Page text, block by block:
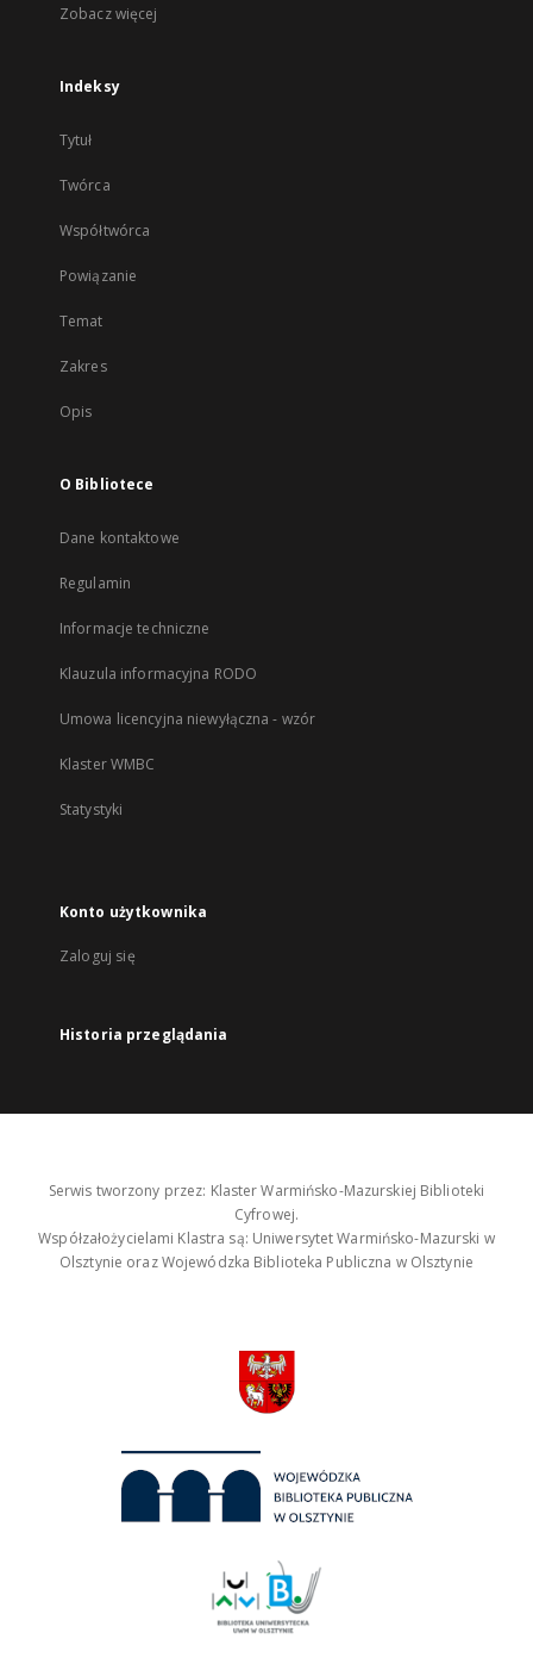
Zobacz więcej
Indeksy
Tytuł
Twórca
Współtwórca
Powiązanie
Temat
Zakres
Opis
O Bibliotece
Dane kontaktowe
Regulamin
Informacje techniczne
Klauzula informacyjna RODO
Umowa licencyjna niewyłączna - wzór
Klaster WMBC
Statystyki
Konto użytkownika
Zaloguj się
Historia przeglądania
Serwis tworzony przez: Klaster Warmińsko-Mazurskiej Biblioteki
Cyfrowej.
Współzałożycielami Klastra są: Uniwersytet Warmińsko-Mazurski w
Olsztynie oraz Wojewódzka Biblioteka Publiczna w Olsztynie